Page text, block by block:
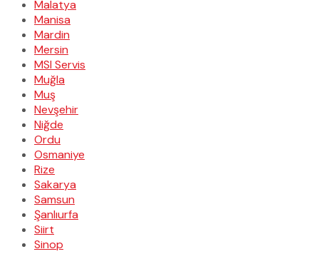
Malatya
Manisa
Mardin
Mersin
MSI Servis
Muğla
Muş
Nevşehir
Niğde
Ordu
Osmaniye
Rize
Sakarya
Samsun
Şanlıurfa
Siirt
Sinop